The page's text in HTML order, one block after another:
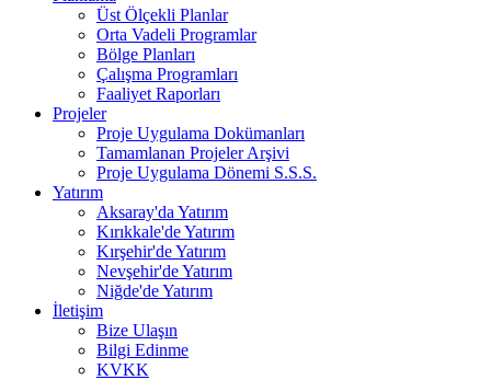
Üst Ölçekli Planlar
Orta Vadeli Programlar
Bölge Planları
Çalışma Programları
Faaliyet Raporları
Projeler
Proje Uygulama Dokümanları
Tamamlanan Projeler Arşivi
Proje Uygulama Dönemi S.S.S.
Yatırım
Aksaray'da Yatırım
Kırıkkale'de Yatırım
Kırşehir'de Yatırım
Nevşehir'de Yatırım
Niğde'de Yatırım
İletişim
Bize Ulaşın
Bilgi Edinme
KVKK